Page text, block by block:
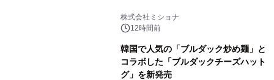
株式会社ミショナ
12時間前
韓国で人気の「ブルダック炒め麺」と
コラボした「ブルダックチーズハット
グ」を新発売